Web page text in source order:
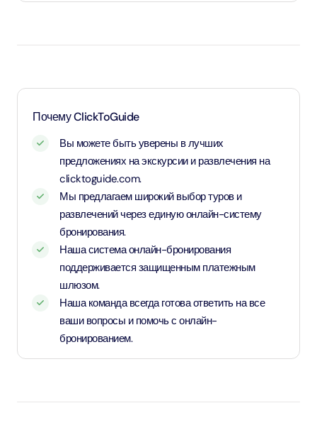
бесплатный.
тариф для взрослых
Почему ClickToGuide
Вы можете быть уверены в лучших
предложениях на экскурсии и развлечения на
clicktoguide.com.
Мы предлагаем широкий выбор туров и
развлечений через единую онлайн-систему
бронирования.
Наша система онлайн-бронирования
поддерживается защищенным платежным
шлюзом.
Наша команда всегда готова ответить на все
ваши вопросы и помочь с онлайн-
бронированием.